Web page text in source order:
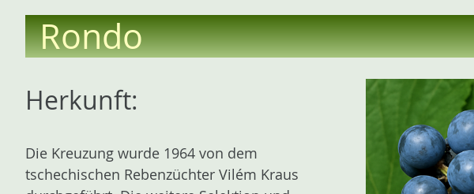
Rondo
Herkunft:
Die Kreuzung wurde 1964 von dem
tschechischen Rebenzüchter Vilém Kraus